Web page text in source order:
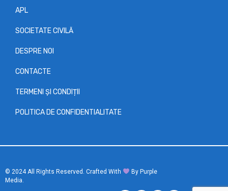
APL
SOCIETATE CIVILĂ
DESPRE NOI
CONTACTE
TERMENI ȘI CONDIȚII
POLITICA DE CONFIDENTIALITATE
© 2024 All Rights Reserved. Crafted With
︎ By Purple
Media.